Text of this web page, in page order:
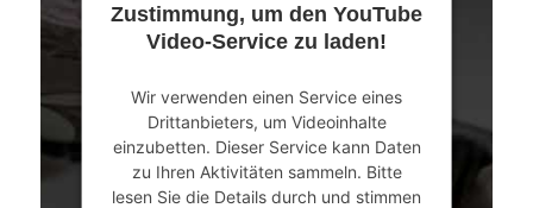
Zustimmung, um den YouTube
Video-Service zu laden!
Wir verwenden einen Service eines
Drittanbieters, um Videoinhalte
einzubetten. Dieser Service kann Daten
zu Ihren Aktivitäten sammeln. Bitte
lesen Sie die Details durch und stimmen